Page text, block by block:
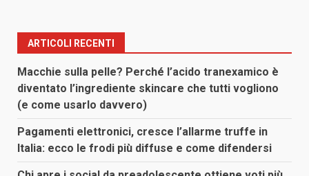
ARTICOLI RECENTI
Macchie sulla pelle? Perché l’acido tranexamico è
diventato l’ingrediente skincare che tutti vogliono
(e come usarlo davvero)
Pagamenti elettronici, cresce l’allarme truffe in
Italia: ecco le frodi più diffuse e come difendersi